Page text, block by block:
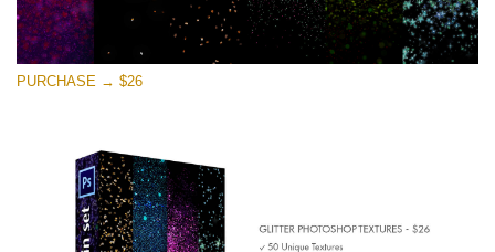
Large 6000*4000px
Ingyenes letöltés
PURCHASE → $26